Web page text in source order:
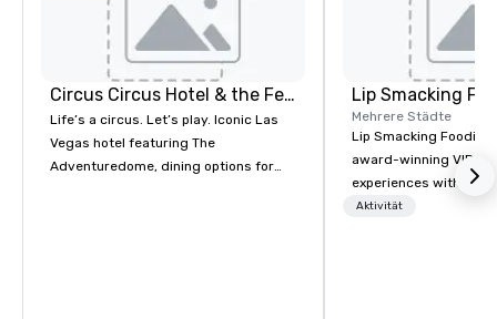
Circus Circus Hotel & the Festival Grounds
Life’s a circus. Let’s play. Iconic Las
Vegas hotel featuring The
Adventuredome, dining options for
Lip Smacking
Mehrere Städte
Lip Smacking Foodie
award-winning VIP
experiences with
restaurants
Aktivität